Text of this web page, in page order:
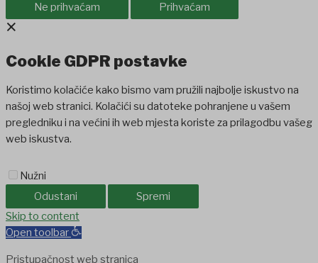
Ne prihvaćam Prihvaćam
×
Cookie GDPR postavke
Koristimo kolačiće kako bismo vam pružili najbolje iskustvo na
našoj web stranici. Kolačići su datoteke pohranjene u vašem
pregledniku i na većini ih web mjesta koriste za prilagodbu vašeg
web iskustva.
Nužni
Odustani
Spremi
Holiganbet
Skip to content
Open toolbar
Pristupačnost web stranica